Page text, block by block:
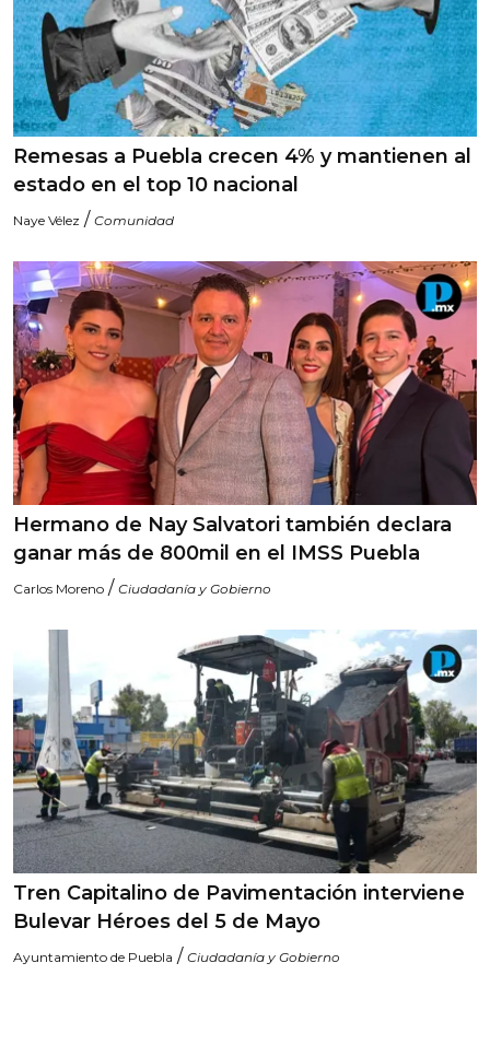
Remesas a Puebla crecen 4% y mantienen al
estado en el top 10 nacional
Naye Vélez / Comunidad
Hermano de Nay Salvatori también declara
ganar más de 800mil en el IMSS Puebla
Carlos Moreno / Ciudadanía y Gobierno
Tren Capitalino de Pavimentación interviene
Bulevar Héroes del 5 de Mayo
Ayuntamiento de Puebla / Ciudadanía y Gobierno